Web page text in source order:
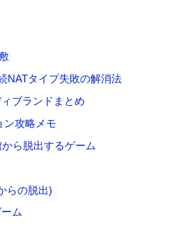
NATタイプ失敗の解消法
ブランドまとめ
ン攻略メモ
ら脱出するゲーム
らの脱出)
ム